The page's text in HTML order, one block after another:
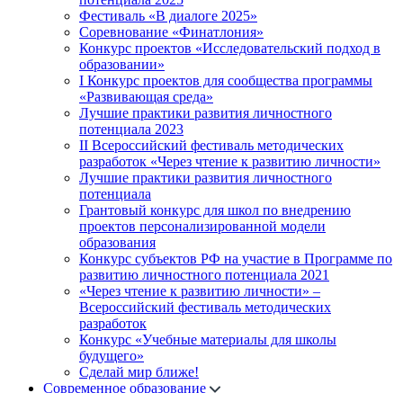
Фестиваль «В диалоге 2025»
Соревнование «Финатлония»
Конкурс проектов «Исследовательский подход в
образовании»
I Конкурс проектов для сообщества программы
«Развивающая среда»
Лучшие практики развития личностного
потенциала 2023
II Всероссийский фестиваль методических
разработок «Через чтение к развитию личности»
Лучшие практики развития личностного
потенциала
Грантовый конкурс для школ по внедрению
проектов персонализированной модели
образования
Конкурс субъектов РФ на участие в Программе по
развитию личностного потенциала 2021
«Через чтение к развитию личности» –
Всероссийский фестиваль методических
разработок
Конкурс «Учебные материалы для школы
будущего»
Сделай мир ближе!
Современное образование